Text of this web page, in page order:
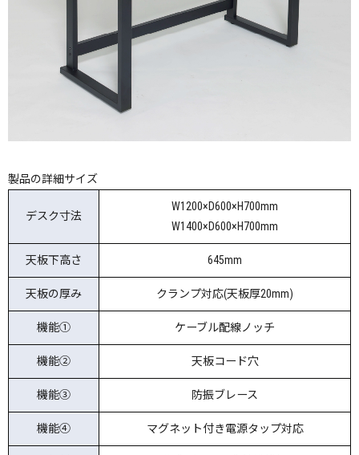
製品の詳細サイズ
デスク寸法
W1200×D600×H700mm
W1400×D600×H700mm
天板下高さ 645mm
天板の厚み クランプ対応(天板厚20mm)
機能① ケーブル配線ノッチ
機能② 天板コード穴
機能③ 防振ブレース
機能④ マグネット付き電源タップ対応